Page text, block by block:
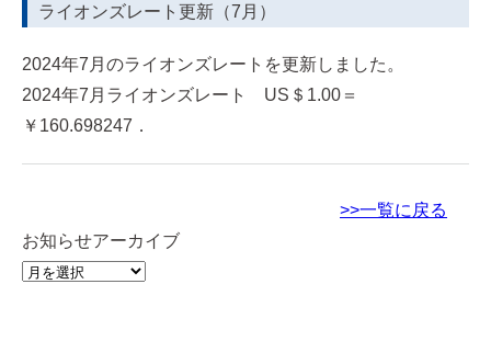
ライオンズレート更新（7月）
2024年7月のライオンズレートを更新しました。
2024年7月ライオンズレート US＄1.00＝
￥160.698247．
>>一覧に戻る
お知らせアーカイブ